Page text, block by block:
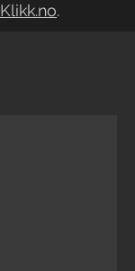
Klikk.no.